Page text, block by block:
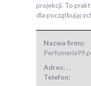
projekcji. To
dla
Nazwa firmy:
Perfumeria99.pl
Adres: , ,
Telefon: